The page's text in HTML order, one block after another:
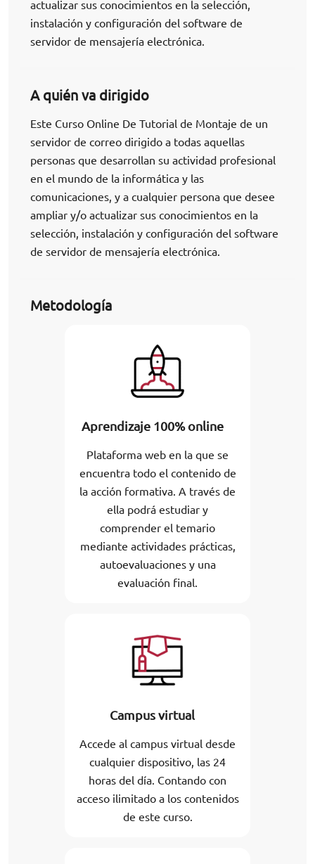
actualizar sus conocimientos en la selección,
instalación y configuración del software de
servidor de mensajería electrónica.
A quién va dirigido
Este Curso Online De Tutorial de Montaje de un
servidor de correo dirigido a todas aquellas
personas que desarrollan su actividad profesional
en el mundo de la informática y las
comunicaciones, y a cualquier persona que desee
ampliar y/o actualizar sus conocimientos en la
selección, instalación y configuración del software
de servidor de mensajería electrónica.
Metodología
Aprendizaje 100% online
Plataforma web en la que se
encuentra todo el contenido de
la acción formativa. A través de
ella podrá estudiar y
comprender el temario
mediante actividades prácticas,
autoevaluaciones y una
evaluación final.
Campus virtual
Accede al campus virtual desde
cualquier dispositivo, las 24
horas del día. Contando con
acceso ilimitado a los contenidos
de este curso.